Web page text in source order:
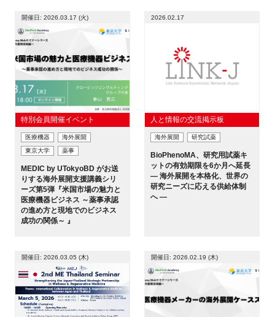
開催日: 2026.03.17 (火)
特別会員開催イベント
医療機器
海外展開
東京大学
薬事
MEDIC by UTokyoBD がお送
りする海外展開支援講義シリ
ーズ第5弾『米国市場の魅力と
医療機器ビジネス ～薬事承認
の進め方と現地でのビジネス
成功の関係～ 』
2026.02.17
人と情報の交流掲示板
海外展開 研究試薬
BioPhenoMA、研究用試薬キ
ットの有効期限を6か月へ延長
— 海外展開を本格化、世界の
研究ニーズに応える供給体制
へ —
開催日: 2026.03.05 (木) 開催日: 2026.02.19 (木)